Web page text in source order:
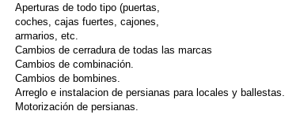
Aperturas de todo tipo (puertas,
coches, cajas fuertes, cajones,
armarios, etc.
Cambios de cerradura de todas las marcas
Cambios de combinación.
Cambios de bombines.
Arreglo e instalacion de persianas para locales y ballestas.
Motorización de persianas.